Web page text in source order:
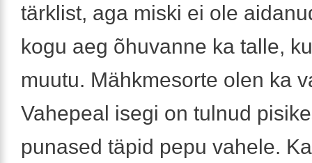
tärklist, aga miski ei ole
kogu aeg õhuvanne ka talle,
muutu. Mähkmesorte olen ka
Vahepeal isegi on tulnud
punased täpid pepu vahele.